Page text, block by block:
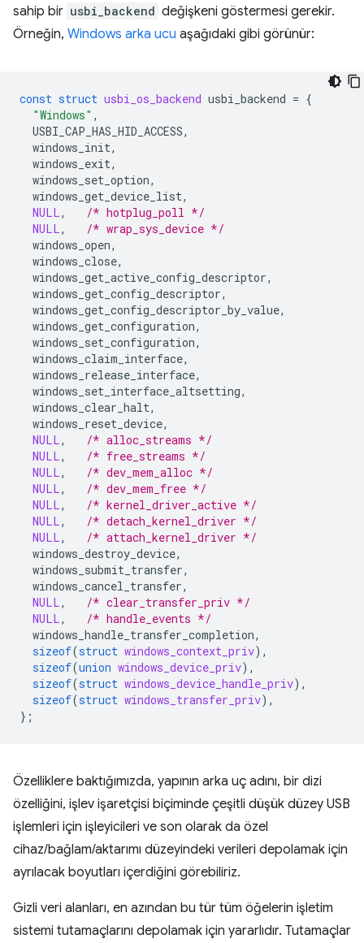
sahip bir usbi_backend değişkeni göstermesi gerekir.
Örneğin, Windows arka ucu aşağıdaki gibi görünür:
const struct usbi_os_backend usbi_backend = {
"Windows" ,
USBI_CAP_HAS_HID_ACCESS,
windows_init,
windows_exit,
windows_set_option,
windows_get_device_list,
NULL,
/* hotplug_poll */
NULL,
/* wrap_sys_device */
windows_open,
windows_close,
windows_get_active_config_descriptor,
windows_get_config_descriptor,
windows_get_config_descriptor_by_value,
windows_get_configuration,
windows_set_configuration,
windows_claim_interface,
windows_release_interface,
windows_set_interface_altsetting,
windows_clear_halt,
windows_reset_device,
NULL,
/* alloc_streams */
NULL,
/* free_streams */
NULL,
/* dev_mem_alloc */
NULL,
/* dev_mem_free */
NULL,
/* kernel_driver_active */
NULL,
/* detach_kernel_driver */
NULL,
/* attach_kernel_driver */
windows_destroy_device,
windows_submit_transfer,
windows_cancel_transfer,
NULL,
/* clear_transfer_priv */
NULL,
/* handle_events */
windows_handle_transfer_completion,
sizeof(struct windows_context_priv),
sizeof(union windows_device_priv),
sizeof(struct windows_device_handle_priv),
sizeof(struct windows_transfer_priv),
};
Özelliklere baktığımızda, yapının arka uç adını, bir dizi
özelliğini, işlev işaretçisi biçiminde çeşitli düşük düzey USB
işlemleri için işleyicileri ve son olarak da özel
cihaz/bağlam/aktarımı düzeyindeki verileri depolamak için
ayrılacak boyutları içerdiğini görebiliriz.
Gizli veri alanları, en azından bu tür tüm öğelerin işletim
sistemi tutamaçlarını depolamak için yararlıdır. Tutamaçlar